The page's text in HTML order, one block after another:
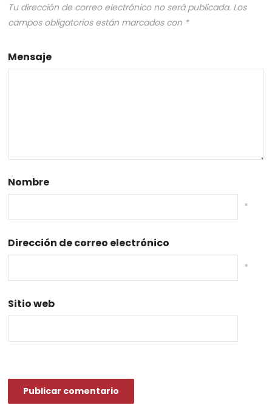
Tu dirección de correo electrónico no será publicada. Los
campos obligatorios están marcados con *
Mensaje
Nombre
*
Dirección de correo electrónico
*
Sitio web